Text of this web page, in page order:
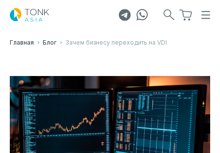
Главная Блог Зачем бизнесу переходить на VDI